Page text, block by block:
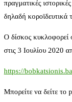
πραγματικές
δηλαδή κοροϊδευτικά
Ο δίσκος
στις 3 Ιουλίου 2020
https://
Μπορείτε να δείτε